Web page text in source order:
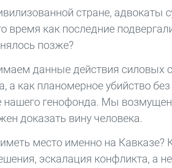
стране, адвокаты
время как последние
позже?
данные действия силовых
как планомерное убийство без
нашего генофонда. Мы
доказать вину человека.
место именно на Кавказе?
эскалация конфликта, а